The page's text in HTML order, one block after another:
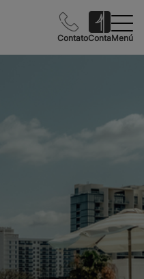
ContatoContaMenú